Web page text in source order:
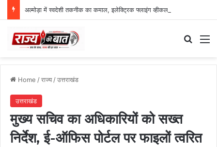
Home /राज्य/उत्तराखंड
उत्तराखंड
मुख्य सचिव का अधिकारियों को सख्त
निर्देश, ई-ऑफिस पोर्टल पर फाइलों त्वरित